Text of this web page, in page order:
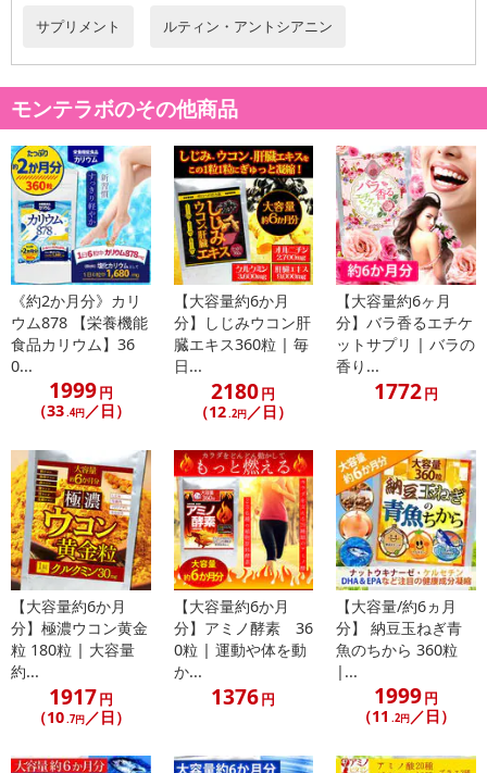
ますのでご了承ください。
・原産国（最終加工地）：日本
・原材料/材質/素材：ビルベリー抽出物(国内製造)、マリーゴールド
抽出物、アサイー果汁末、チェストベリー抽出物、クランベリー果
汁末、アムラ抽出物、ブルーベリー果汁末、マキベリー濃縮果汁
末、ラズベリー果汁末、リンゴンベリー加工粉末／結晶セルロー
ス、加工デンプン、D-ソルビトール、ショ糖脂肪酸エステル、ビタ
ミンA、微粒酸化ケイ素、ビタミンC
・アレルギー表示：
※原材料等をご確認のうえ、食品アレルギーのある方はお召し上
がりにならないでください。
※本品製造工場では乳成分、卵、小麦、そば、落花生、カニ、エ
ビを含む製品を生産しています。
・お召し上がり方：（1日当たりの摂取目安量）1日2粒を水または
ぬるま湯でお召しあがりください。
・その他商品仕様：
ビタミンAは、夜間の視力の維持を助ける栄養素です。
ビタミンAは、皮膚や粘膜の健康維持を助ける栄養素です。
1日当りの摂取目安量に含まれる当該栄養成分の量が、栄養素等表
示基準値（対象年齢18歳以上、基準熱量2200Kcal）に占める割合
（栄養素等表示基準値2020）：ビタミンA 58％
栄養成分(2粒0.5gあたり) : エネルギー：2.04kcal、たんぱく質：
0.004g、脂質：0.024g、炭水化物：0.452g、食塩相当量：0.0002
g、ビタミンA：450μg
商品の詳細はこちらをご参照下さい。
・注意事項：
サプリメント ルティン・アントシアニン
モンテラボのその他商品
《約2か月分》カリ
ウム878 【栄養機能
食品カリウム】36
0...
1999円
（33.4円／日）
【大容量約6か月
分】しじみウコン肝
臓エキス360粒 | 毎
日...
2180円
（12.2円／日）
【大容量約6ヶ月
分】バラ香るエチケ
ットサプリ | バラの
香り...
1772円
【大容量約6か月
分】極濃ウコン黄金
粒 180粒 | 大容量
約...
1917円
（10.7円／日）
【大容量約6か月
分】アミノ酵素 36
0粒 | 運動や体を動
か...
1376円
【大容量/約6ヵ月
分】 納豆玉ねぎ青
魚のちから 360粒
|...
1999円
（11 .2円／日）